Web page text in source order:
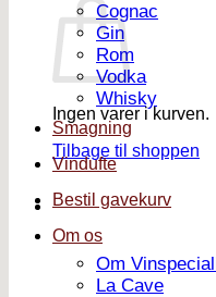
Ingen varer i kurven.
Tilbage til shoppen
Cognac
Gin
Rom
Vodka
Whisky
Smagning
Vindufte
Bestil gavekurv
Om os
Om
La Cave